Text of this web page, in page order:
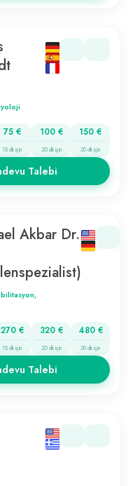
75 €
15 dk için
100 €
20 dk için
150 €
30 dk için
Talebi
Akbar Dr.
270 €
15 dk için
320 €
20 dk için
480 €
30 dk için
Talebi